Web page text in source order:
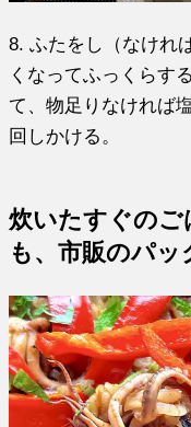
8. ふたをし（なけれ
くなってふっくらす
て、物足りなければ
回しかける。
炊いたすぐの
も、市販のパッ